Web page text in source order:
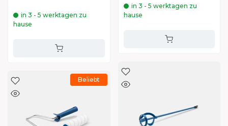
in 3 - 5 werktagen zu
hause
in 3 - 5 werktagen zu
hause
Beliebt